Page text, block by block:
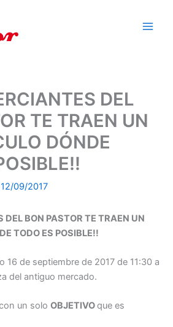
DEL
TE TRAEN UN
DÓNDE
12/09/2017
DEL BON PASTOR TE TRAEN UN
TODO ES POSIBLE!!
16 de septiembre de 2017 de 11:30 a
del antiguo mercado.
un solo OBJETIVOque es